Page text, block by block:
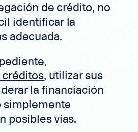
de crédito, no
identificar la
adecuada.
créditos, utilizar sus
la financiación
simplemente
posibles vías.